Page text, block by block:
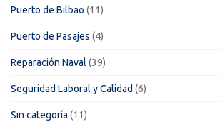
Puerto de Bilbao (11)
Puerto de Pasajes (4)
Reparación Naval (39)
Seguridad Laboral y Calidad (6)
Sin categoría (11)